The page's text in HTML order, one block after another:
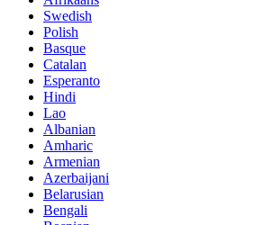
Swedish
Polish
Basque
Catalan
Esperanto
Hindi
Lao
Albanian
Amharic
Armenian
Azerbaijani
Belarusian
Bengali